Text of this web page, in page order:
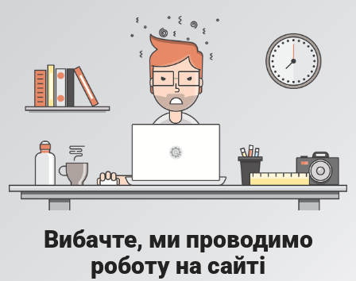
Вибачте, ми проводимо
роботу на сайті